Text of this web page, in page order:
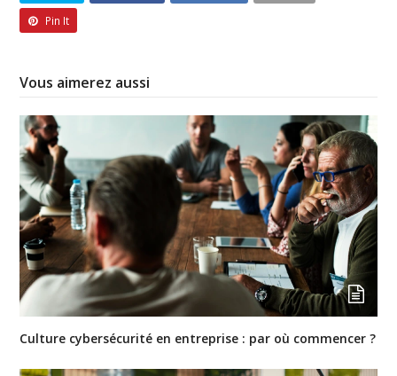
Pin It
Vous aimerez aussi
Culture cybersécurité en entreprise : par où commencer ?